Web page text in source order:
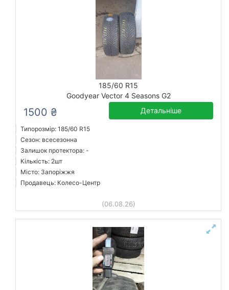
185/60 R15
Goodyear Vector 4 Seasons G2
1500 ₴ Детальніше
Типорозмір: 185/60 R15
Сезон: всесезонна
Залишок протектора: -
Кількість: 2шт
Місто: Запоріжжя
Продавець: Колесо-Центр
(06.08.26)